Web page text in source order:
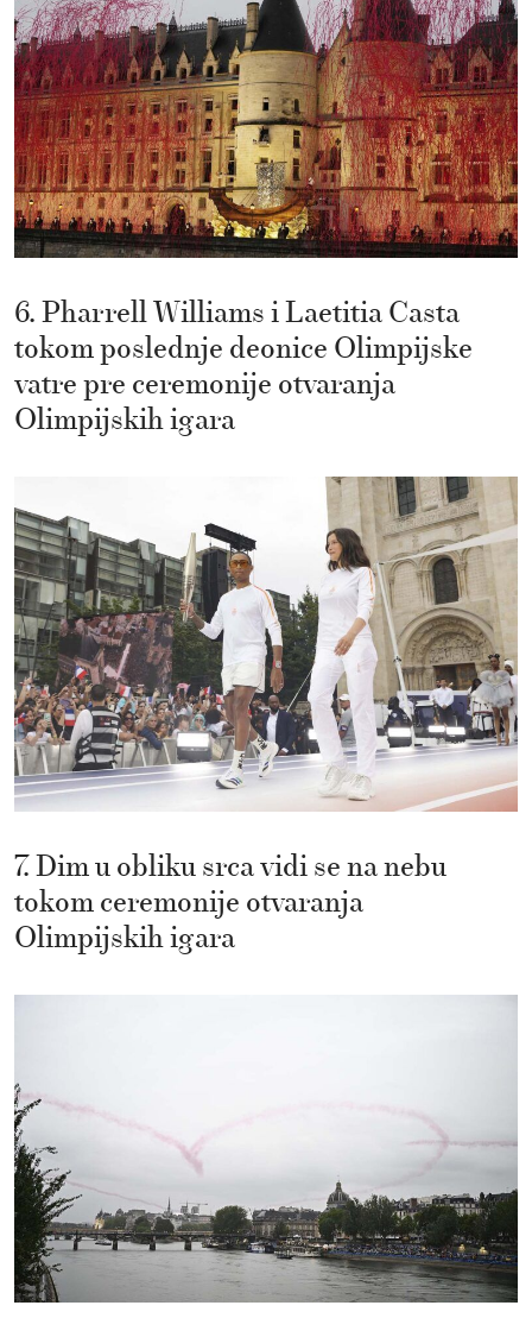
6. Pharrell Williams i Laetitia Casta
tokom poslednje deonice Olimpijske
vatre pre ceremonije otvaranja
Olimpijskih igara
7. Dim u obliku srca vidi se na nebu
tokom ceremonije otvaranja
Olimpijskih igara